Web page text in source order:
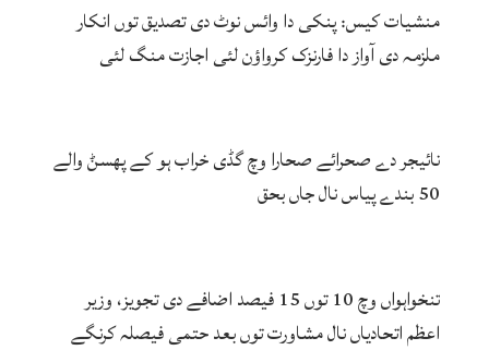
منشیات کیس: پنکی دا وائس نوٹ دی تصدیق توں انکار
ملزمہ دی آواز دا فارنزک کرواؤن لئی اجازت منگ لئی
نائیجر دے صحرائے صحارا وچ گڈی خراب ہو کے پھسݨ والے
50 بندے پیاس نال جاں بحق
تنخواہواں وچ 10 توں 15 فیصد اضافے دی تجویز، وزیر
اعظم اتحادیاں نال مشاورت توں بعد حتمی فیصلہ کرنگے